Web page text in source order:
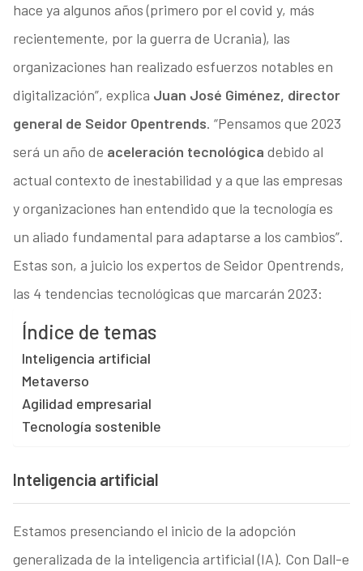
hace ya algunos años (primero por el covid y, más
recientemente, por la guerra de Ucrania), las
organizaciones han realizado esfuerzos notables en
digitalización”, explica Juan José Giménez, director
general de Seidor Opentrends. “Pensamos que 2023
será un año de aceleración tecnológica debido al
actual contexto de inestabilidad y a que las empresas
y organizaciones han entendido que la tecnología es
un aliado fundamental para adaptarse a los cambios”.
Estas son, a juicio los expertos de Seidor Opentrends,
las 4 tendencias tecnológicas que marcarán 2023:
Índice de temas
Inteligencia artificial
Metaverso
Agilidad empresarial
Tecnología sostenible
Inteligencia artificial
Estamos presenciando el inicio de la adopción
generalizada de la inteligencia artificial (IA). Con Dall-e